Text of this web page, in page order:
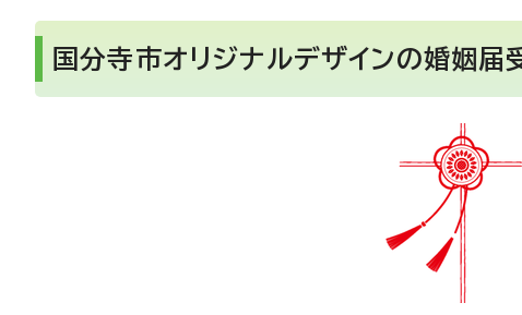
国分寺市オリジナルデザインの婚姻届